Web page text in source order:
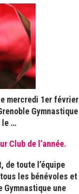
mercredi 1er février
Gymnastique
le …
Club de l’année.
de toute l’équipe
les bénévoles et
Gymnastique une